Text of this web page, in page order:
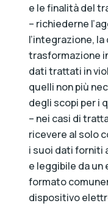
e le finalità del
– richiederne
l’integrazione,
trasformazione
dati trattati in
quelli non più
degli scopi per i
– nei casi di
ricevere al solo
i suoi dati forniti
e leggibile da un
formato
dispositivo